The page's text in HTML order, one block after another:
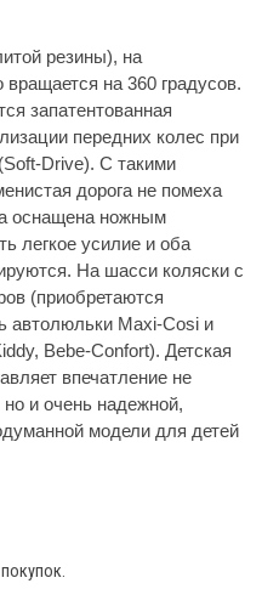
резины), на
на 360 градусов.
запатентованная
передних колес при
Drive). С такими
дорога не помеха
оснащена ножным
легкое усилие и оба
На шасси коляски с
(приобретаются
автолюльки Maxi-Cosi и
Bebe-Confort). Детская
впечатление не
и очень надежной,
модели для детей